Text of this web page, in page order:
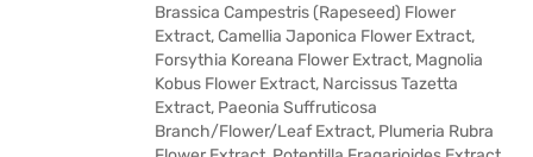
Brassica Campestris (Rapeseed) Flower
Extract, Camellia Japonica Flower Extract,
Forsythia Koreana Flower Extract, Magnolia
Kobus Flower Extract, Narcissus Tazetta
Extract, Paeonia Suffruticosa
Branch/Flower/Leaf Extract, Plumeria Rubra